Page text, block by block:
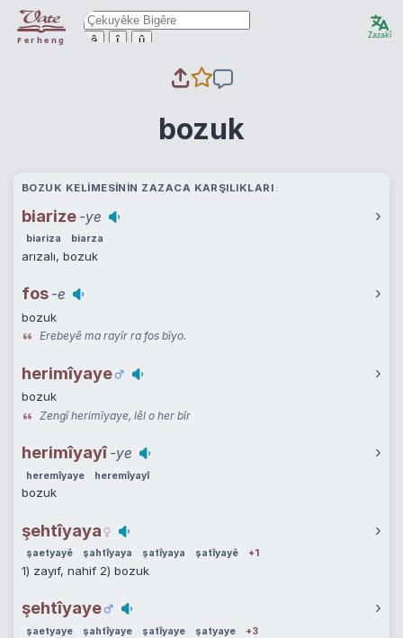
Ferheng ê î û Zazakî
bozuk
BOZUK KELIMESININ ZAZACA KARŞILIKLARI
biarize -ye ›
biariza biarza
arızalı, bozuk
fos -e ›
bozuk
Erebeyê ma rayîr ra fos bîyo.
herimîyaye ›
bozuk
Zengî herimîyaye, lêl o her bîr
herimîyayî -ye ›
heremîyaye heremîyayî
bozuk
şehtîyaya ›
şaetyayê şahtîyaya şatîyaya şatîyayê +1
1) zayıf, nahif 2) bozuk
şehtîyaye ›
şaetyaye şahtîyaye şatîyaye şatyaye +3